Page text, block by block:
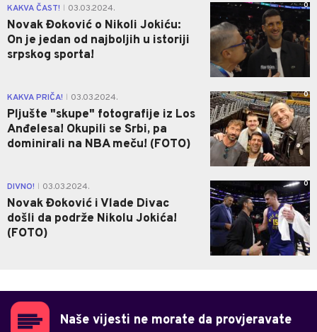
KAKVA ČAST! 03.03.2024.
Novak Đoković o Nikoli Jokiću:
On je jedan od najboljih u istoriji
srpskog sporta!
0
KAKVA PRIČA! 03.03.2024.
Pljušte "skupe" fotografije iz Los
Anđelesa! Okupili se Srbi, pa
dominirali na NBA meču! (FOTO)
0
DIVNO! 03.03.2024.
Novak Đoković i Vlade Divac
došli da podrže Nikolu Jokića!
(FOTO)
0
Naše vijesti ne morate da provjeravate